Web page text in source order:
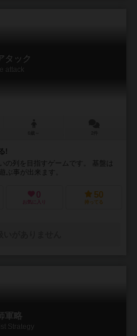
タック
attack
!
の列を目指すゲームです。 基盤は
ぶ事が出来ます。
0
お気に入り
50
持ってる
軍略
Strategy